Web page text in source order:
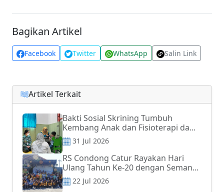
Bagikan Artikel
Facebook Twitter WhatsApp Salin Link
Artikel Terkait
Bakti Sosial Skrining Tumbuh
Kembang Anak dan Fisioterapi da...
31 Jul 2026
RS Condong Catur Rayakan Hari
Ulang Tahun Ke-20 dengan Seman...
22 Jul 2026